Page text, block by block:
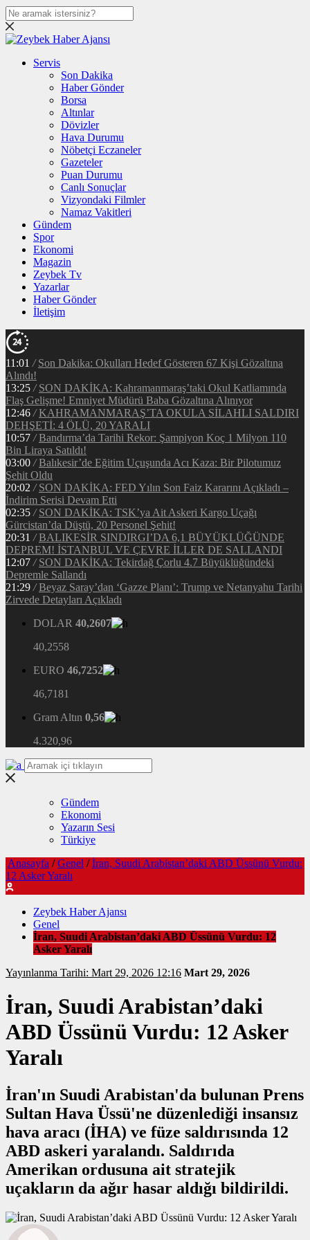
Servis
Son Dakika
Haber Gönder
Borsa
Altınlar
Dövizler
Hava Durumu
Nöbetçi Eczaneler
Gazeteler
Puan Durumu
Canlı Sonuçlar
Vizyondaki Filmler
Namaz Vakitleri
Gündem
Spor
Ekonomi
Magazin
Zeybek Tv
Yazarlar
Haber Gönder
İletişim
11:01 / Son Dakika: Okulları Hedef Gösteren 67 Kişi Gözaltına
Alındı!
13:25 / SON DAKİKA: Kahramanmaraş’taki Okul Katliamında
Flaş Gelişme! Emniyet Müdürü Baba Gözaltına Alınıyor
12:46 / KAHRAMANMARAŞ’TA OKULA SİLAHLI SALDIRI
DEHŞETİ: 4 ÖLÜ, 20 YARALI
10:57 / Bandırma’da Tarihi Rekor: Şampiyon Koç 1 Milyon 110
Bin Liraya Satıldı!
03:00 / Balıkesir’de Eğitim Uçuşunda Acı Kaza: Bir Pilotumuz
Şehit Oldu
20:02 / SON DAKİKA: FED Yılın Son Faiz Kararını Açıkladı –
İndirim Serisi Devam Etti
02:35 / SON DAKİKA: TSK’ya Ait Askeri Kargo Uçağı
Gürcistan’da Düştü, 20 Personel Şehit!
20:31 / BALIKESİR SINDIRGI’DA 6,1 BÜYÜKLÜĞÜNDE
DEPREM! İSTANBUL VE ÇEVRE İLLER DE SALLANDI
12:07 / SON DAKİKA: Tekirdağ Çorlu 4.7 Büyüklüğündeki
Depremle Sallandı
21:29 / Beyaz Saray’dan ‘Gazze Planı’: Trump ve Netanyahu Tarihi
Zirvede Detayları Açıkladı
DOLAR 40,2607
40,2558
EURO 46,7252
46,7181
Gram Altın 0,56
4.320,96
Gündem
Ekonomi
Yazarın Sesi
Türkiye
Anasayfa / Genel / İran, Suudi Arabistan’daki ABD Üssünü Vurdu:
12 Asker Yaralı
Zeybek Haber Ajansı
Genel
İran, Suudi Arabistan’daki ABD Üssünü Vurdu: 12
Asker Yaralı
Yayınlanma Tarihi: Mart 29, 2026 12:16 Mart 29, 2026
İran, Suudi Arabistan’daki
ABD Üssünü Vurdu: 12 Asker
Yaralı
İran'ın Suudi Arabistan'da bulunan Prens
Sultan Hava Üssü'ne düzenlediği insansız
hava aracı (İHA) ve füze saldırısında 12
ABD askeri yaralandı. Saldırıda
Amerikan ordusuna ait stratejik
uçakların da ağır hasar aldığı bildirildi.